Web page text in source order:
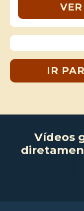
IR
Vídeos